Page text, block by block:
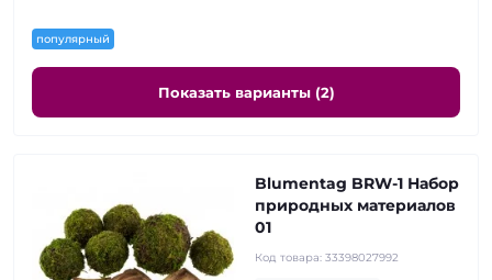
популярный
Показать варианты (2)
Blumentag BRW-1 Набор
природных материалов
01
Код товара: 33398027992